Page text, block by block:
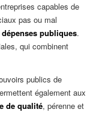
capables de
pas ou mal
publiques.
qui combinent
publics de
également aux
de qualité, pérenne et